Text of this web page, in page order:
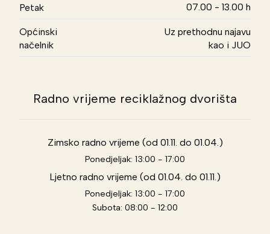
Petak 07.00 - 13.00 h
Općinski
načelnik
Uz prethodnu najavu
kao i JUO
Radno vrijeme reciklažnog dvorišta
Zimsko radno vrijeme (od 01.11. do 01.04.)
Ponedjeljak: 13:00 - 17:00
Ljetno radno vrijeme (od 01.04. do 01.11.)
Ponedjeljak: 13:00 - 17:00
Subota: 08:00 - 12:00